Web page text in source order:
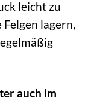
leicht zu
lagern,
auch im